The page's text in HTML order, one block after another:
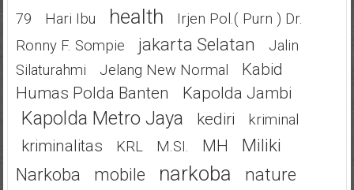
79
Hari Ibu Health
Irjen Pol.( Purn ) Dr.
Ronny F. Sompie
Jakarta Selatan
Jalin
Silaturahmi
Jelang New Normal
Kabid
Humas Polda Banten
Kapolda Jambi
Kapolda Metro Jaya Kediri Kriminal
Kriminalitas KRL M.SI. MH
Miliki
Narkoba
Mobile Narkoba Nature